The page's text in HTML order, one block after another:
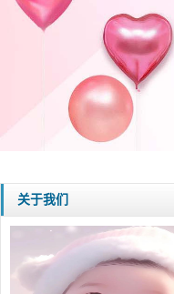
关于我们